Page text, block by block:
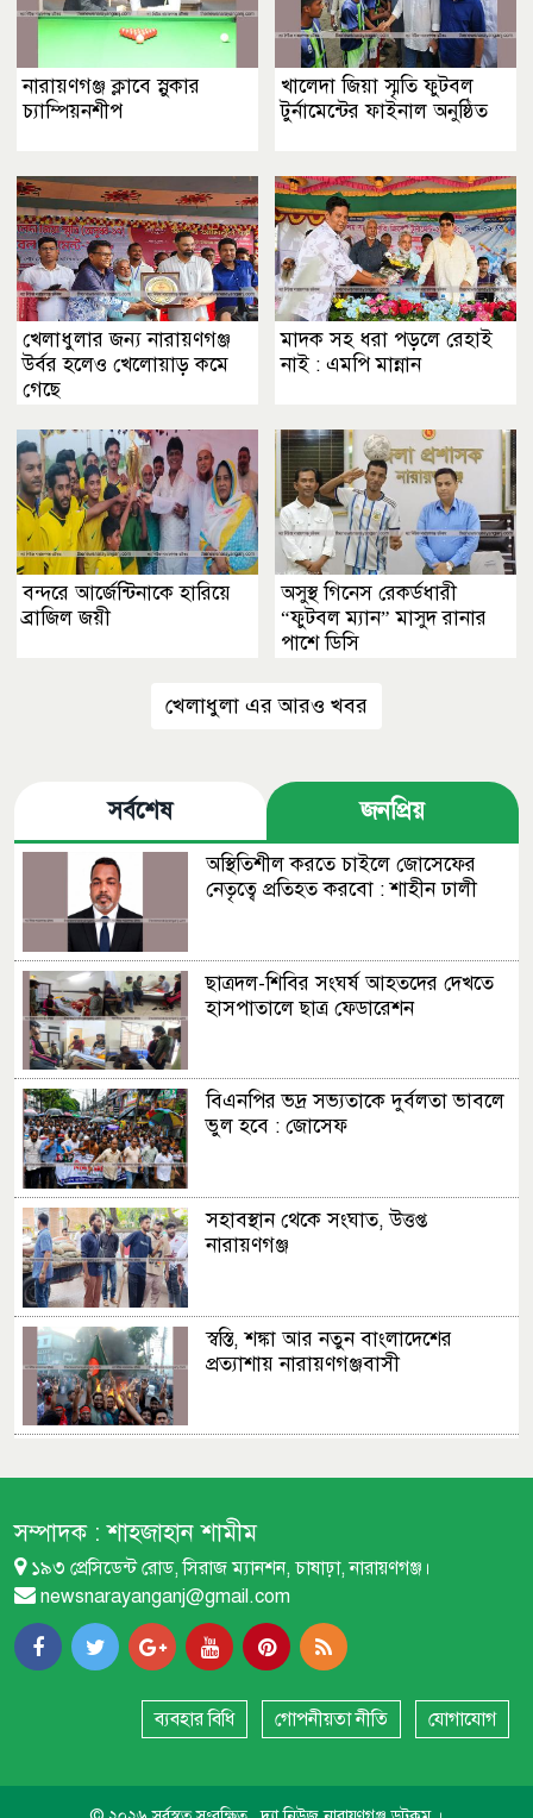
নারায়ণগঞ্জ ক্লাবে স্নুকার
চ্যাম্পিয়নশীপ
খালেদা জিয়া স্মৃতি ফুটবল
টুর্নামেন্টের ফাইনাল অনুষ্ঠিত
খেলাধুলার জন্য নারায়ণগঞ্জ
উর্বর হলেও খেলোয়াড় কমে
গেছে
মাদক সহ ধরা পড়লে রেহাই
নাই : এমপি মান্নান
বন্দরে আর্জেন্টিনাকে হারিয়ে
ব্রাজিল জয়ী
অসুস্থ গিনেস রেকর্ডধারী
“ফুটবল ম্যান” মাসুদ রানার
পাশে ডিসি
খেলাধুলা এর আরও খবর
সর্বশেষ জনপ্রিয়
অস্থিতিশীল করতে চাইলে জোসেফের
নেতৃত্বে প্রতিহত করবো : শাহীন ঢালী
ছাত্রদল-শিবির সংঘর্ষ আহতদের দেখতে
হাসপাতালে ছাত্র ফেডারেশন
বিএনপির ভদ্র সভ্যতাকে দুর্বলতা ভাবলে
ভুল হবে : জোসেফ
সহাবস্থান থেকে সংঘাত, উত্তপ্ত
নারায়ণগঞ্জ
স্বস্তি, শঙ্কা আর নতুন বাংলাদেশের
প্রত্যাশায় নারায়ণগঞ্জবাসী
যেভাবে
পুলিশের অনুপস্থিতিতে ছাত্র-জনতা
নিরাপত্তায়
ইসলামী ছাত্র আন্দোলনের আলোকচিত্র
প্রদর্শনী
প্রি-পেইড মিটার বাতিল সহ ৫ দফা দাবী
সম্পাদক :শাহজাহান শামীম
১৯৩ প্রেসিডেন্ট রোড, সিরাজ ম্যানশন, চাষাঢ়া, নারায়ণগঞ্জ।
newsnarayanganj@gmail.com
ব্যবহার বিধি গোপনীয়তা নীতি যোগাযোগ